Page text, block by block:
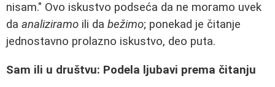
nisam." Ovo iskustvo podseća da ne moramo uvek
da analiziramo ili da bežimo; ponekad je čitanje
jednostavno prolazno iskustvo, deo puta.
Sam ili u društvu: Podela ljubavi prema čitanju